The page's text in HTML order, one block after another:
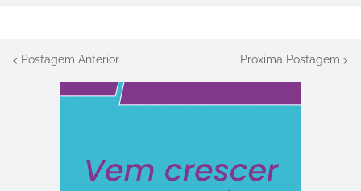
Postagem Anterior Próxima Postagem